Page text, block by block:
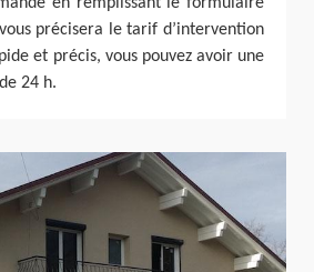
précisera le tarif d’intervention
et précis, vous pouvez avoir une
24 h.